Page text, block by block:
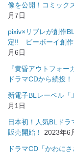
像を公開！コミック
月7日
pixiv×リブレが創作
定!! ビーボーイ創作
月6日
『黄昏アウトフォ
ドラマCDから続投
新電子BLレーベル「
月1日
日本初！人気BLド
販売開始！
2023年6
ドラマCD「かわに